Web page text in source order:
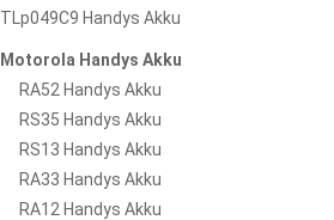
TLp049C9 Handys Akku
Motorola Handys Akku
RA52 Handys Akku
RS35 Handys Akku
RS13 Handys Akku
RA33 Handys Akku
RA12 Handys Akku